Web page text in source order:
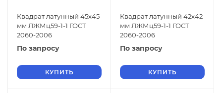
Квадрат латунный 45х45
мм ЛЖМц59-1-1 ГОСТ
2060-2006
По запросу
КУПИТЬ
Квадрат латунный 42х42
мм ЛЖМц59-1-1 ГОСТ
2060-2006
По запросу
КУПИТЬ